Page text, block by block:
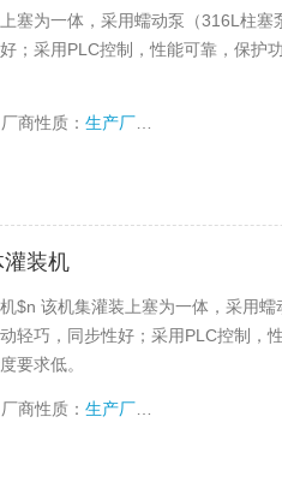
塞为一体，采用蠕动泵（316L柱
；采用PLC控制，性能可靠，保护
厂商性质：生产厂家
装机
$n 该机集灌装上塞为一体，采用
轻巧，同步性好；采用PLC控制，
要求低。
厂商性质：生产厂家